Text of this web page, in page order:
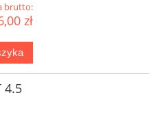
brutto:
zł
4.5